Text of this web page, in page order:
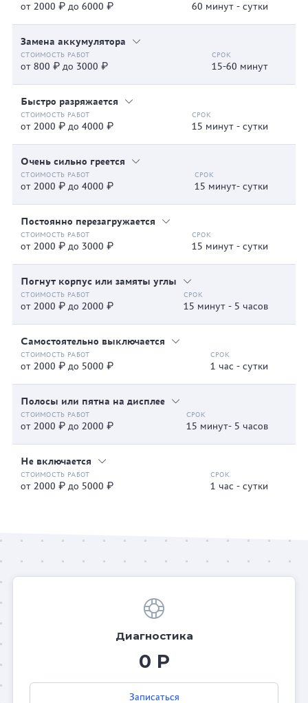
от 2000 ₽ до 6000 ₽ 60 минут - сутки
Замена аккумулятора
от 800 ₽ до 3000 ₽ 15-60 минут
Быстро разряжается
от 2000 ₽ до 4000 ₽ 15 минут - сутки
Очень сильно греется
от 2000 ₽ до 4000 ₽ 15 минут- сутки
Постоянно перезагружается
от 2000 ₽ до 3000 ₽ 15 минут - сутки
Погнут корпус или замяты углы
от 2000 ₽ до 2000 ₽ 15 минут - 5 часов
Самостоятельно выключается
от 2000 ₽ до 5000 ₽ 1 час - сутки
Полосы или пятна на дисплее
от 2000 ₽ до 2000 ₽ 15 минут- 5 часов
Не включается
от 2000 ₽ до 5000 ₽ 1 час - сутки
Диагностика
0 Р
Записаться